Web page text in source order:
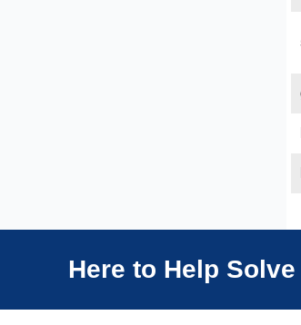
Here to Help